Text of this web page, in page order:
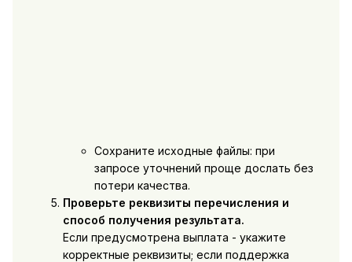
Сохраните исходные файлы: при
запросе уточнений проще дослать без
потери качества.
Проверьте реквизиты перечисления и
способ получения результата.
Если предусмотрена выплата - укажите
корректные реквизиты; если поддержка